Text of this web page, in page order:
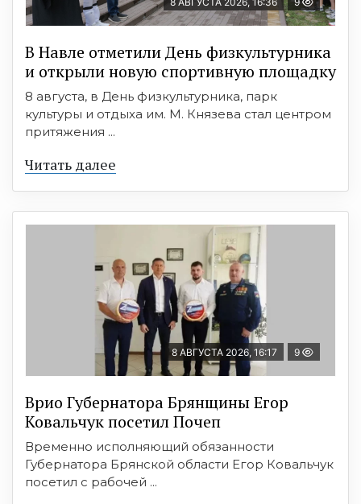
В Навле отметили День физкультурника
и открыли новую спортивную площадку
8 августа, в День физкультурника, парк
культуры и отдыха им. М. Князева стал центром
притяжения ...
Читать далее
8 АВГУСТА 2026, 16:17 9
Врио Губернатора Брянщины Егор
Ковальчук посетил Почеп
Временно исполняющий обязанности
Губернатора Брянской области Егор Ковальчук
посетил с рабочей ...